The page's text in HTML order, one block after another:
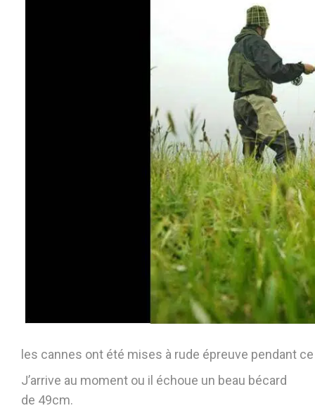
les cannes ont été mises à rude épreuve pendant
J’arrive au moment ou il échoue un beau bécard
de 49cm.